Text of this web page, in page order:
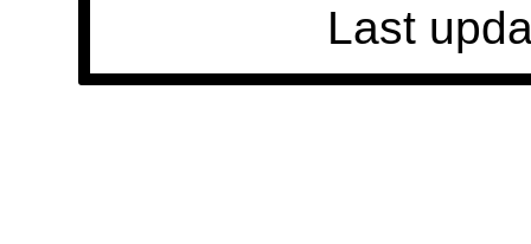
Last